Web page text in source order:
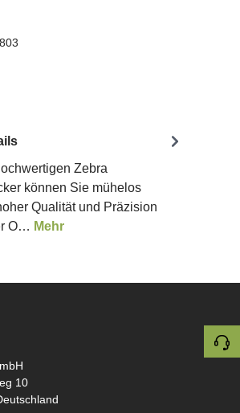
Zebra
können Sie mühelos
Qualität und Präzision
O… Mehr
10